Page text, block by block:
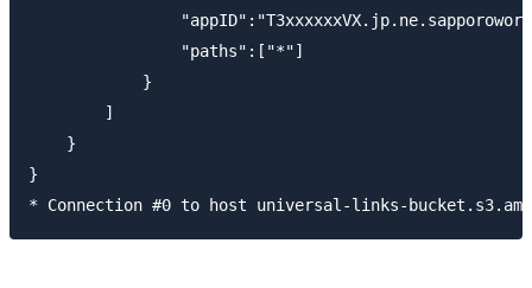
                "paths":["*"]
            }
        ]
    }
}